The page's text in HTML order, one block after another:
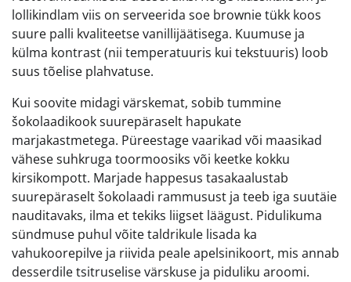
lollikindlam viis on serveerida soe brownie tükk koos
suure palli kvaliteetse vanillijäätisega. Kuumuse ja
külma kontrast (nii temperatuuris kui tekstuuris) loob
suus tõelise plahvatuse.
Kui soovite midagi värskemat, sobib tummine
šokolaadikook suurepäraselt hapukate
marjakastmetega. Püreestage vaarikad või maasikad
vähese suhkruga toormoosiks või keetke kokku
kirsikompott. Marjade happesus tasakaalustab
suurepäraselt šokolaadi rammusust ja teeb iga suutäie
nauditavaks, ilma et tekiks liigset läägust. Pidulikuma
sündmuse puhul võite taldrikule lisada ka
vahukoorepilve ja riivida peale apelsinikoort, mis annab
desserdile tsitruselise värskuse ja piduliku aroomi.